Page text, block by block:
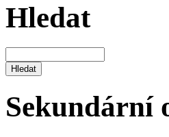
Hledat
Sekundární